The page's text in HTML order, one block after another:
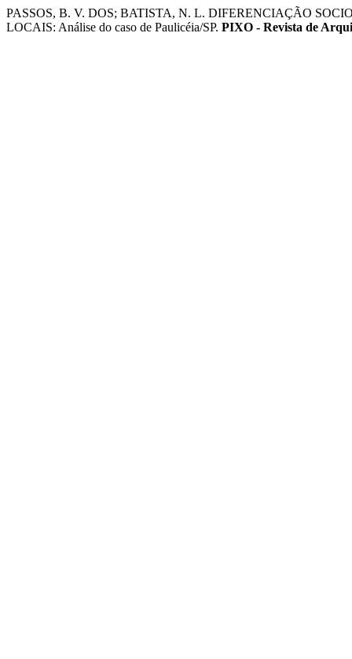
PASSOS, B. V. DOS; BATISTA, N. L. DIFERENCIAÇÃO
LOCAIS: Análise do caso de Paulicéia/SP. PIXO - Revista de